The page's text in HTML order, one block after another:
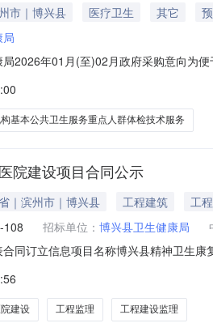
市｜博兴县 医疗卫生 其它
2026年01月(至)02月政府采购意向为
机构基本公共卫生服务重点人群体检
行业规
基本公共卫生服务重点人群体检技术服务
院建设项目合同公示
｜滨州市｜博兴县 工程建筑
工程
108 招标单位： 博兴县卫生健康局
同订立信息项目名称博兴县精神卫生
同违约信息违约条款/处理情况/合同解
建设 工程监理 工程建设监理